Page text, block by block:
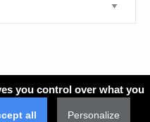
you control over what you
all Personalize